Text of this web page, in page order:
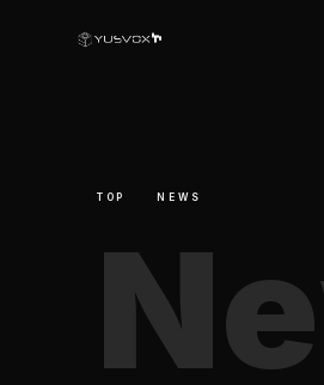
TOP NEWS
Ne